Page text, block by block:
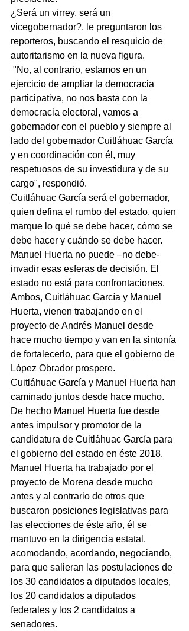
¿Será un virrey, será un
vicegobernador?, le preguntaron los
reporteros, buscando el resquicio de
autoritarismo en la nueva figura.
ejercicio de ampliar la democracia
participativa, no nos basta con la
democracia electoral, vamos a
gobernador con el pueblo y siempre al
lado del gobernador Cuitláhuac García
y en coordinación con él, muy
respetuosos de su investidura y de su
cargo", respondió.
Cuitláhuac García será el gobernador,
quien defina el rumbo del estado, quien
marque lo qué se debe hacer, cómo se
debe hacer y cuándo se debe hacer.
Manuel Huerta no puede –no debe-
invadir esas esferas de decisión. El
estado no está para confrontaciones.
Ambos, Cuitláhuac García y Manuel
Huerta, vienen trabajando en el
proyecto de Andrés Manuel desde
hace mucho tiempo y van en la sintonía
de fortalecerlo, para que el gobierno de
López Obrador prospere.
Cuitláhuac García y Manuel Huerta han
caminado juntos desde hace mucho.
De hecho Manuel Huerta fue desde
antes impulsor y promotor de la
candidatura de Cuitláhuac García para
el gobierno del estado en éste 2018.
Manuel Huerta ha trabajado por el
proyecto de Morena desde mucho
antes y al contrario de otros que
buscaron posiciones legislativas para
las elecciones de éste año, él se
mantuvo en la dirigencia estatal,
acomodando, acordando, negociando,
para que salieran las postulaciones de
los 30 candidatos a diputados locales,
los 20 candidatos a diputados
federales y los 2 candidatos a
senadores.